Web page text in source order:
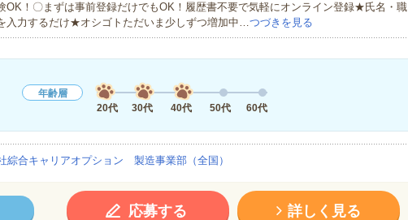
OK！〇まずは事前登録だけでもOK！履歴書不要で気軽にオンライン登録★氏名・職
入力するだけ★オシゴトただいま少しずつ増加中…つづきを見る
年齢層
20代
30代 40代 50代 60代
綜合キャリアオプション 製造事業部（全国）
応募する 詳しく見る